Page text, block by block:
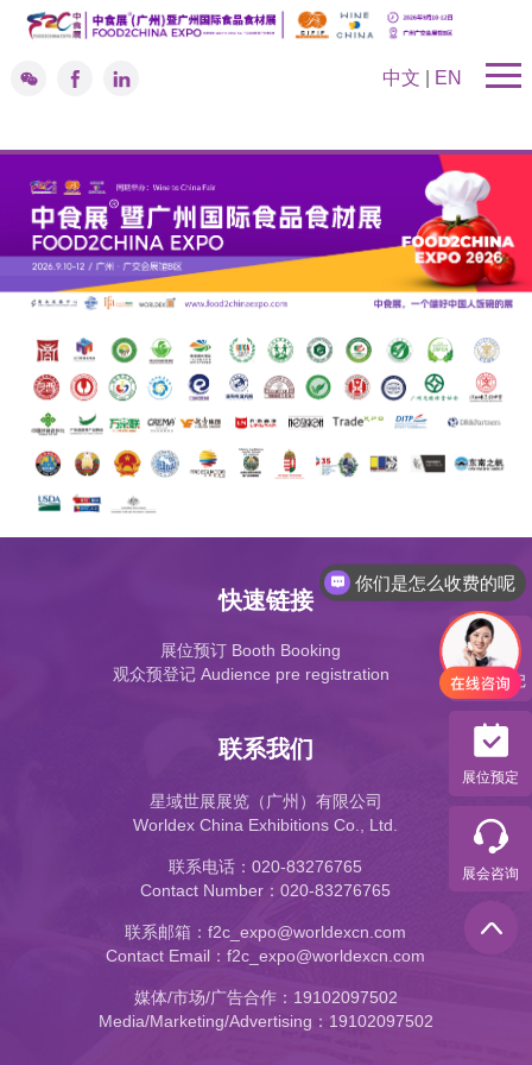
中文 EN
快速链接
展位预订 Booth Booking
观众预登记 Audience pre registration
联系我们
星域世展展览（广州）有限公司
Worldex China Exhibitions Co., Ltd.
联系电话：020-83276765
Contact Number：020-83276765
联系邮箱：f2c_expo@worldexcn.com
Contact Email：f2c_expo@worldexcn.com
媒体/市场/广告合作：19102097502
Media/Marketing/Advertising：19102097502
参观预登记
展位预定
展会咨询
你们是怎么收费的呢